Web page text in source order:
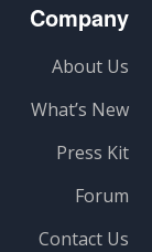
Company
About Us
What’s New
Press Kit
Forum
Contact Us